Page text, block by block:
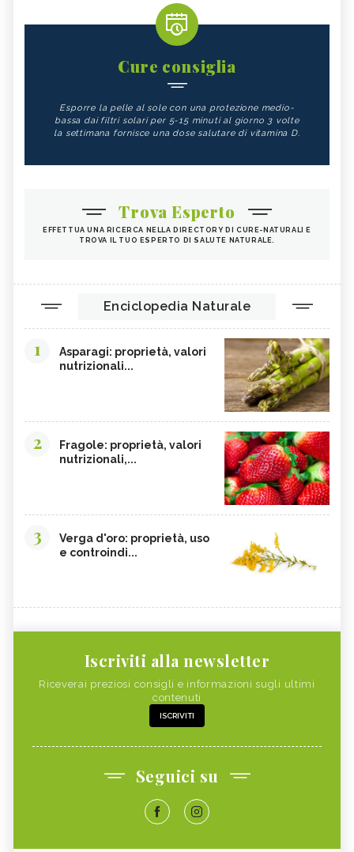
Cure consiglia
Esporre la pelle al sole con una protezione medio-
bassa dai filtri solari per 5-15 minuti al giorno 3 volte
la settimana fornisce una dose salutare di vitamina D.
Trova Esperto
EFFETTUA UNA RICERCA NELLA DIRECTORY DI CURE-NATURALI E
TROVA IL TUO ESPERTO DI SALUTE NATURALE.
Enciclopedia Naturale
1
Asparagi: proprietà, valori
nutrizionali...
2
Fragole: proprietà, valori
nutrizionali,...
3
Verga d'oro: proprietà, uso
e controindi...
Iscriviti alla newsletter
Riceverai preziosi consigli e informazioni sugli ultimi
contenuti
ISCRIVITI
Seguici su